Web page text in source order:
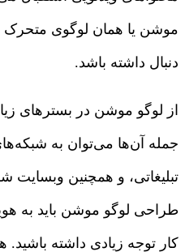
موشن یا همان لوگوی متحرک
دنبال داشته باشد.
از لوگو موشن در بسترهای
جمله آن‌ها می‌توان به
تبلیغاتی، و همچنین
طراحی لوگو موشن باید به
کار توجه زیادی داشته باشید.